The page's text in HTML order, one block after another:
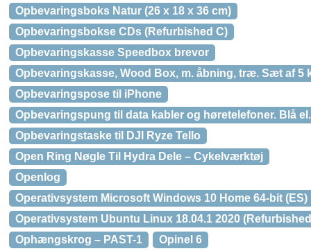
Opbevaringsboks Natur (26 x 18 x 36 cm)
Opbevaringsbokse CDs (Refurbished C)
Opbevaringskasse Speedbox brevor
Opbevaringskasse, Wood Box, m. åbning, træ. Sæt af 5
Opbevaringspose til iPhone
Opbevaringspung til data kabler og høretelefoner. Blå
Opbevaringstaske til DJI Ryze Tello
Open Ring Nøgle Til Hydra Dele – Cykelværktøj
Openlog
Operativsystem Microsoft Windows 10 Home 64-bit (ES)
Operativsystem Ubuntu Linux 18.04.1 2020
Ophængskrog – PAST-1
Opinel 6